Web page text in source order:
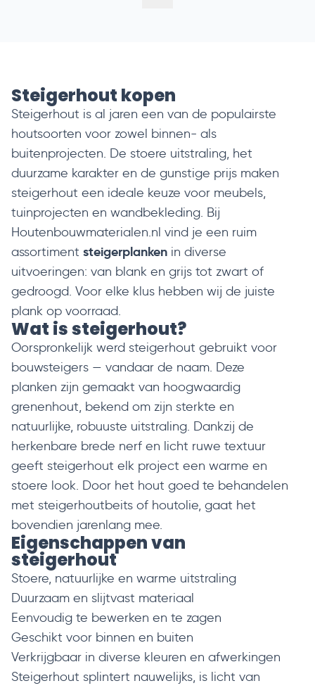
Steigerhout kopen
Steigerhout is al jaren een van de populairste
houtsoorten voor zowel binnen- als
buitenprojecten. De stoere uitstraling, het
duurzame karakter en de gunstige prijs maken
steigerhout een ideale keuze voor meubels,
tuinprojecten en wandbekleding. Bij
Houtenbouwmaterialen.nl vind je een ruim
assortiment steigerplanken in diverse
uitvoeringen: van blank en grijs tot zwart of
gedroogd. Voor elke klus hebben wij de juiste
plank op voorraad.
Wat is steigerhout?
Oorspronkelijk werd steigerhout gebruikt voor
bouwsteigers — vandaar de naam. Deze
planken zijn gemaakt van hoogwaardig
grenenhout, bekend om zijn sterkte en
natuurlijke, robuuste uitstraling. Dankzij de
herkenbare brede nerf en licht ruwe textuur
geeft steigerhout elk project een warme en
stoere look. Door het hout goed te behandelen
met steigerhoutbeits of houtolie, gaat het
bovendien jarenlang mee.
Eigenschappen van
steigerhout
Stoere, natuurlijke en warme uitstraling
Duurzaam en slijtvast materiaal
Eenvoudig te bewerken en te zagen
Geschikt voor binnen en buiten
Verkrijgbaar in diverse kleuren en afwerkingen
Steigerhout splintert nauwelijks, is licht van